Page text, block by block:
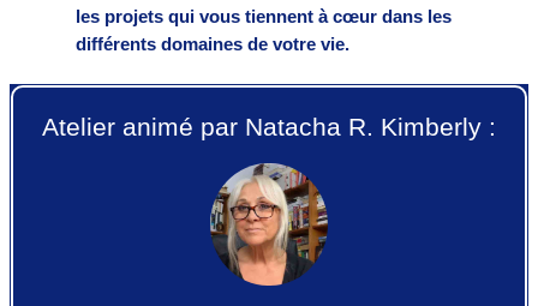
les projets qui vous tiennent à cœur dans les
différents domaines de votre vie.
Atelier animé par Natacha R. Kimberly :